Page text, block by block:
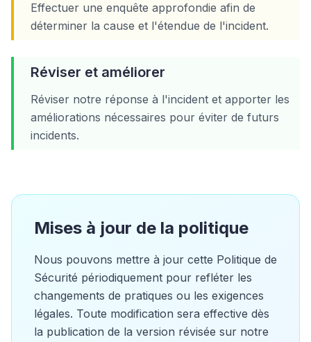
Effectuer une enquête approfondie afin de
déterminer la cause et l'étendue de l'incident.
Réviser et améliorer
Réviser notre réponse à l'incident et apporter les
améliorations nécessaires pour éviter de futurs
incidents.
Mises à jour de la politique
Nous pouvons mettre à jour cette Politique de
Sécurité périodiquement pour refléter les
changements de pratiques ou les exigences
légales. Toute modification sera effective dès
la publication de la version révisée sur notre